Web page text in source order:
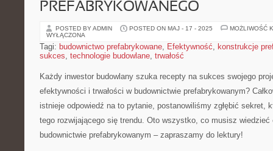
PREFABRYKOWANEGO
POSTED BY ADMIN POSTED ON MAJ - 17 - 2025
MOŻLIWOŚĆ
WYŁĄCZONA
Tagi: budownictwo prefabrykowane, Efektywność, konstrukcje
sukces, technologie budowlane, trwałość
Każdy inwestor budowlany szuka recepty na sukces swojego
efektywności ​i trwałości ⁤w budownictwie ‌prefabrykowanym?
istnieje odpowiedź ⁢na to pytanie,⁢ postanowiliśmy zgłębić sekret,
tego rozwijającego się ‍trendu. ⁢Oto⁢ wszystko, ⁣co musisz wiedzieć
budownictwie prefabrykowanym – zapraszamy do lektury!